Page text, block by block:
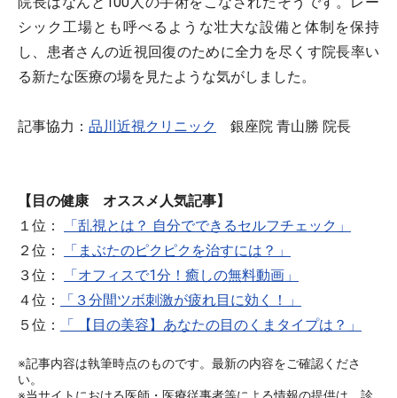
シック工場とも呼べるような壮大な設備と体制を保持
し、患者さんの近視回復のために全力を尽くす院長率い
る新たな医療の場を見たような気がしました。
記事協力： 品川近視クリニック 銀座院 青山勝 院長
【目の健康 オススメ人気記事】
１位：
「乱視とは？ 自分でできるセルフチェック」
２位：
「まぶたのピクピクを治すには？」
３位：
「オフィスで1分！癒しの無料動画」
４位：
「３分間ツボ刺激が疲れ目に効く！」
５位：
「 【目の美容】あなたの目のくまタイプは？」
※記事内容は執筆時点のものです。最新の内容をご確認くださ
い。